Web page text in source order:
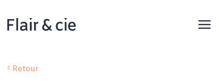
contenu
Retour